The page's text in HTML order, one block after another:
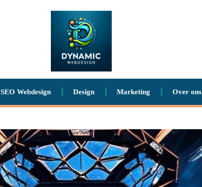
SEO Webdesign Design Marketing Over ons